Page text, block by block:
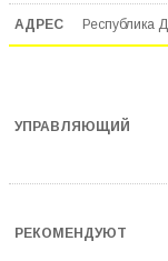
Республика